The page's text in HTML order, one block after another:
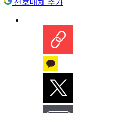
선호매체 추가